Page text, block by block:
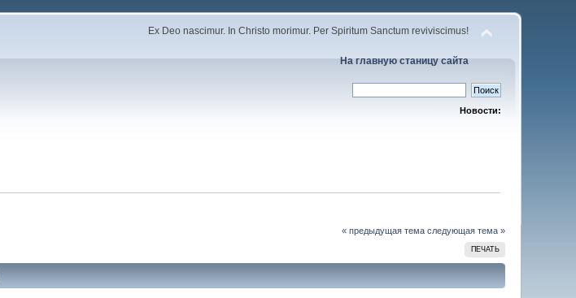
Ex Deo nascimur. In Christo morimur. Per Spiritum Sanctum reviviscimus!
На главную станицу сайта
Новости:
« предыдущая тема следующая тема »
ПЕЧАТЬ